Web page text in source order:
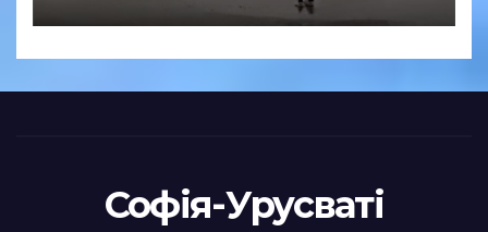
Софія-Урусваті